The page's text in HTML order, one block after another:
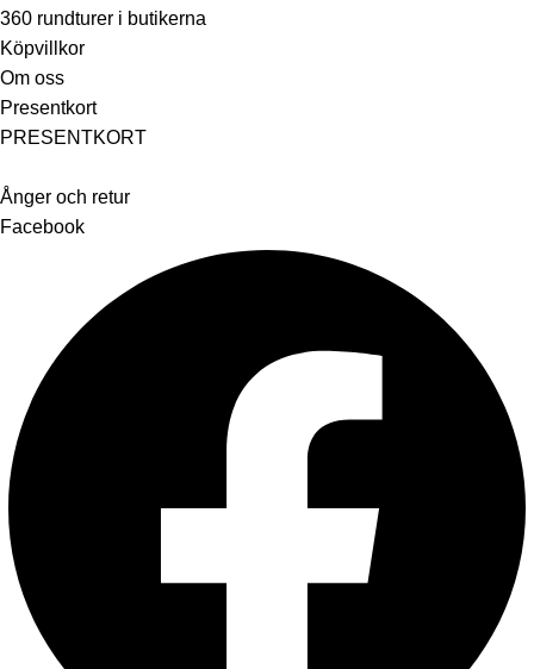
360 rundturer i butikerna
Köpvillkor
Om oss
Presentkort
PRESENTKORT
Ånger och retur
Facebook